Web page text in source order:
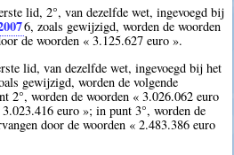
lid, 2°, van dezelfde wet, ingevoegd bij
6, zoals gewijzigd, worden de woorden
de woorden « 3.125.627 euro ».
lid, van dezelfde wet, ingevoegd bij het
gewijzigd, worden de volgende
2°, worden de woorden « 3.026.062 euro
euro »; in punt 3°, worden de
door de woorden « 2.483.386 euro